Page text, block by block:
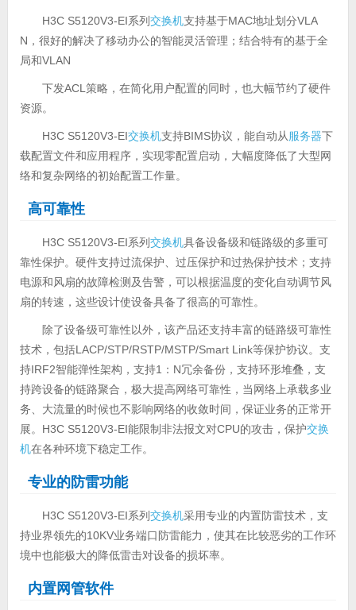
H3C S5120V3-EI系列交换机支持基于MAC地址划分VLA
N，很好的解决了移动办公的智能灵活管理；结合特有的基于全
局和VLAN
下发ACL策略，在简化用户配置的同时，也大幅节约了硬件
资源。
H3C S5120V3-EI交换机支持BIMS协议，能自动从服务器下
载配置文件和应用程序，实现零配置启动，大幅度降低了大型网
络和复杂网络的初始配置工作量。
高可靠性
H3C S5120V3-EI系列交换机具备设备级和链路级的多重可
靠性保护。硬件支持过流保护、过压保护和过热保护技术；支持
电源和风扇的故障检测及告警，可以根据温度的变化自动调节风
扇的转速，这些设计使设备具备了很高的可靠性。
除了设备级可靠性以外，该产品还支持丰富的链路级可靠性
技术，包括LACP/STP/RSTP/MSTP/Smart Link等保护协议。支
持IRF2智能弹性架构，支持1：N冗余备份，支持环形堆叠，支
持跨设备的链路聚合，极大提高网络可靠性，当网络上承载多业
务、大流量的时候也不影响网络的收敛时间，保证业务的正常开
展。H3C S5120V3-EI能限制非法报文对CPU的攻击，保护交换
机在各种环境下稳定工作。
专业的防雷功能
H3C S5120V3-EI系列交换机采用专业的内置防雷技术，支
持业界领先的10KV业务端口防雷能力，使其在比较恶劣的工作环
境中也能极大的降低雷击对设备的损坏率。
内置网管软件